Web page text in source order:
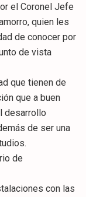
el Coronel Jefe
quien les
de conocer por
de vista
que tienen de
que a buen
desarrollo
de ser una
de
con las